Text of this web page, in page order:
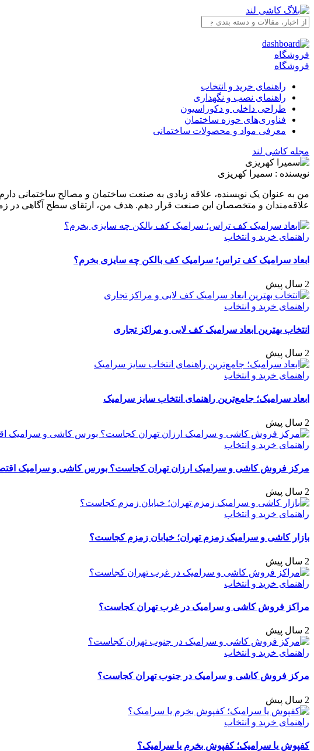
فروشگاه
فروشگاه
راهنمای خرید و انتخاب
راهنمای نصب و نگهداری
طراحی داخلی و دکوراسیون
فناوری‌های حوزه ساختمان
معرفی مواد و محصولات ساختمانی
مجله کاشی لند
نویسنده : سمیرا کهریزی
من به عنوان یک نویسنده، علاقه زیادی به صنعت ساختمان و مصالح ساختمانی
علاقه‌مندان و متخصصان این صنعت قرار دهم. هدف من، ارتقای سطح آگاهی در
راهنمای خرید و انتخاب
ابعاد سرامیک کف تراس؛ سرامیک کف بالکن چه سایزی بخرم؟
2 سال پیش
راهنمای خرید و انتخاب
انتخاب بهترین ابعاد سرامیک کف لابی و مراکز تجاری
2 سال پیش
راهنمای خرید و انتخاب
ابعاد سرامیک؛ جامع‌ترین راهنمای انتخاب سایز سرامیک
2 سال پیش
راهنمای خرید و انتخاب
مرکز فروش کاشی و سرامیک ارزان تهران کجاست؟ بورس کاشی و سرامیک
2 سال پیش
راهنمای خرید و انتخاب
بازار کاشی و سرامیک زمزم تهران؛ خیابان زمزم کجاست؟
2 سال پیش
راهنمای خرید و انتخاب
مراکز فروش کاشی و سرامیک در غرب تهران کجاست؟
2 سال پیش
راهنمای خرید و انتخاب
مرکز فروش کاشی و سرامیک در جنوب تهران کجاست؟
2 سال پیش
راهنمای خرید و انتخاب
کفپوش یا سرامیک؛ کفپوش بخرم یا سرامیک؟